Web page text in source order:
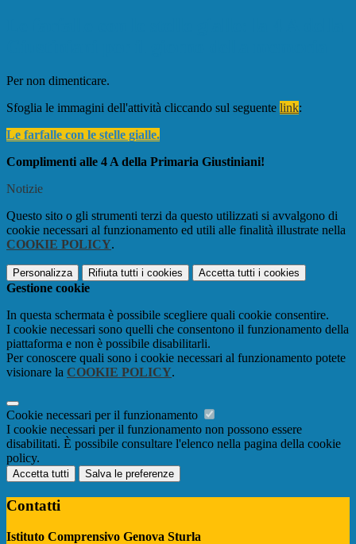
Per non dimenticare.
Sfoglia le immagini dell'attività cliccando sul seguente link:
Le farfalle con le stelle gialle.
Complimenti alle 4 A della Primaria Giustiniani!
Notizie
Questo sito o gli strumenti terzi da questo utilizzati si avvalgono di
cookie necessari al funzionamento ed utili alle finalità illustrate nella
COOKIE POLICY.
Personalizza Rifiuta tutti i cookies Accetta tutti i cookies
Gestione cookie
In questa schermata è possibile scegliere quali cookie consentire.
I cookie necessari sono quelli che consentono il funzionamento della
piattaforma e non è possibile disabilitarli.
Per conoscere quali sono i cookie necessari al funzionamento potete
visionare la COOKIE POLICY.
Cookie necessari per il funzionamento
I cookie necessari per il funzionamento non possono essere
disabilitati. È possibile consultare l'elenco nella pagina della cookie
policy.
Accetta tutti Salva le preferenze
Contatti
Istituto Comprensivo Genova Sturla